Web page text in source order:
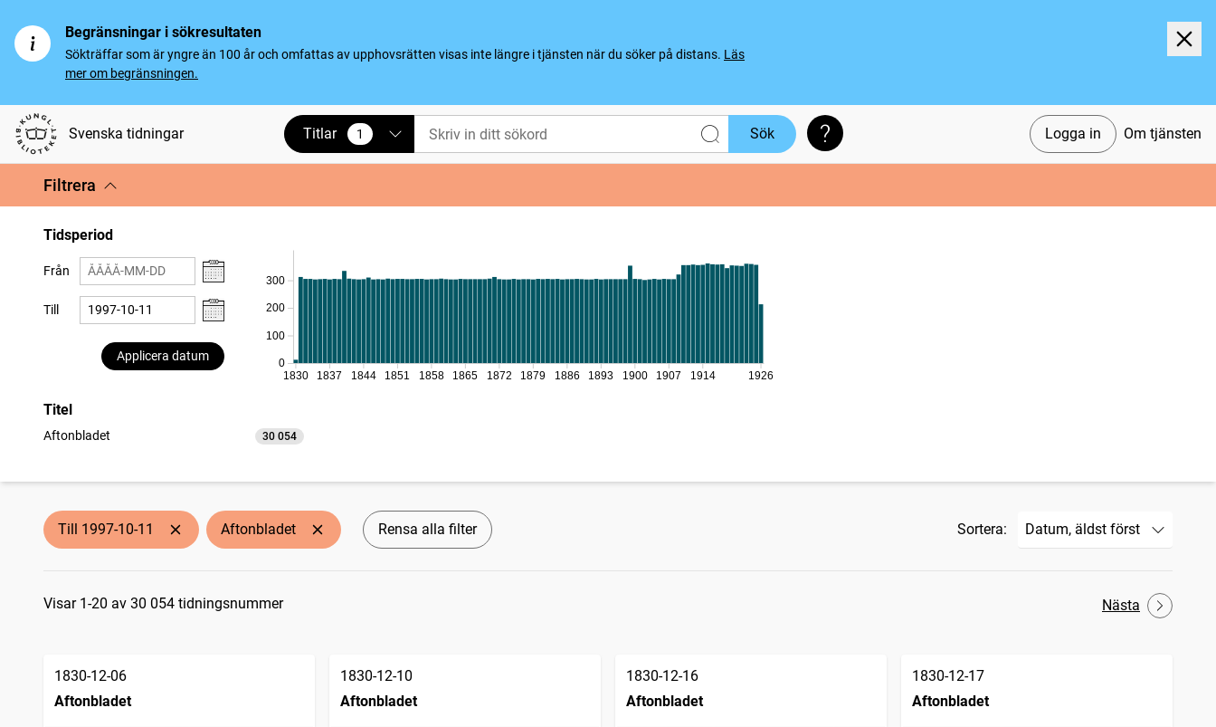
Begränsningar i sökresultaten
Sökträffar som är yngre än 100 år och omfattas av upphovsrätten visas inte längre i tjänsten när du söker på distans. Läs
mer om begränsningen.
Svenska tidningar Logga in Om tjänsten
Titlar 1
vald Sök Söktips
Filtrera
Tidsperiod
Från
Till
Applicera datum
0
100
200
300
1830 1837 1844 1851 1858 1865 1872 1879 1886 1893 1900 1907 1914 1926
Titel
Aftonbladet 30 054
träffar
Till 1997-10-11 Aftonbladet Rensa alla filter Sortera:
Sökresultat
Visar 1-20 av 30 054 tidningsnummer Nästa
1830-12-06
Aftonbladet
1830-12-10
Aftonbladet
1830-12-16
Aftonbladet
1830-12-17
Aftonbladet